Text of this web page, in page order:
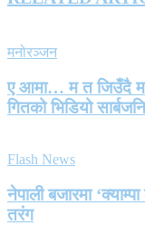
मनोरञ्जन
ए आमा… म त जिउँदै
गितको भिडियो
Flash News
नेपाली बजारमा
तरंग